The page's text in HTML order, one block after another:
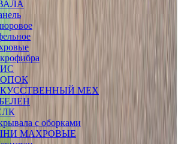
МЕХ
с оборками
МАХРОВЫЕ